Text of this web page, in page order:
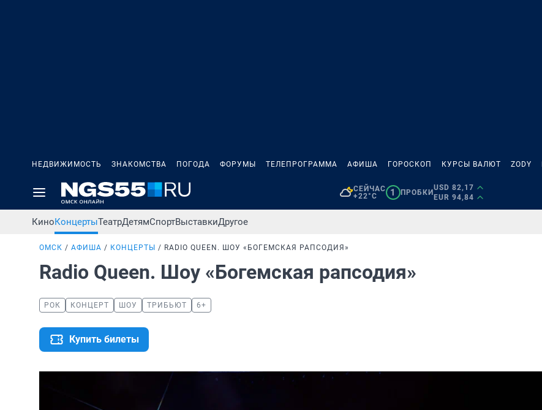
НЕДВИЖИМОСТЬ ЗНАКОМСТВА ПОГОДА ФОРУМЫ ТЕЛЕПРОГРАММА АФИША ГОРОСКОП КУРСЫ ВАЛЮТ ZODY
СЕЙЧАС
+22°C
1 ПРОБКИ
USD 82,17
EUR 94,84
КиноКонцертыТеатрДетямСпортВыставкиДругое
ОМСК АФИША КОНЦЕРТЫ RADIO QUEEN. ШОУ «БОГЕМСКАЯ РАПСОДИЯ»
Radio Queen. Шоу «Богемская рапсодия»
РОК КОНЦЕРТ ШОУ ТРИБЬЮТ 6+
Купить билеты